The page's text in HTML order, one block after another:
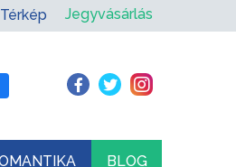
Térkép Jegyvásárlás
BLOG